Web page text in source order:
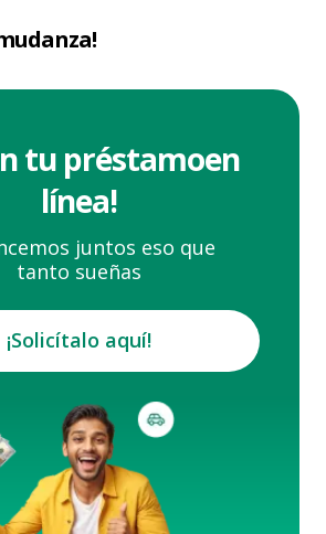
tu préstamoen
línea!
juntos eso que
tanto sueñas
¡Solicítalo aquí!